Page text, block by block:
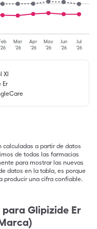
'26
Mar
'26
Apr
'26
May
'26
Jun
'26
Jul
'26
Xl
Er
calculadas a partir de datos
de todas las farmacias
para mostrar las nuevas
datos en la tabla, es porque
producir una cifra confiable.
para Glipizide Er